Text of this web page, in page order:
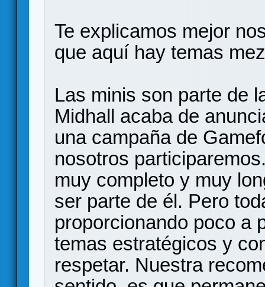
Te explicamos mejor
que aquí hay temas
Las minis son parte de
Midhall acaba de
una campaña de
nosotros
muy completo y muy
ser parte de él. Pero
proporcionando poco a
temas estratégicos y
respetar. Nuestra